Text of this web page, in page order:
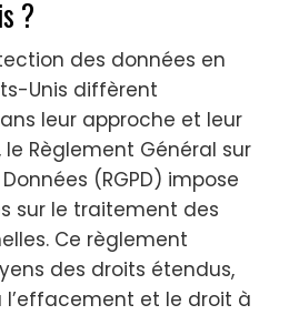
?
des données en
Unis diffèrent
leur approche et leur
le Règlement Général sur
(RGPD) impose
sur le traitement des
Ce règlement
des droits étendus,
et le droit à